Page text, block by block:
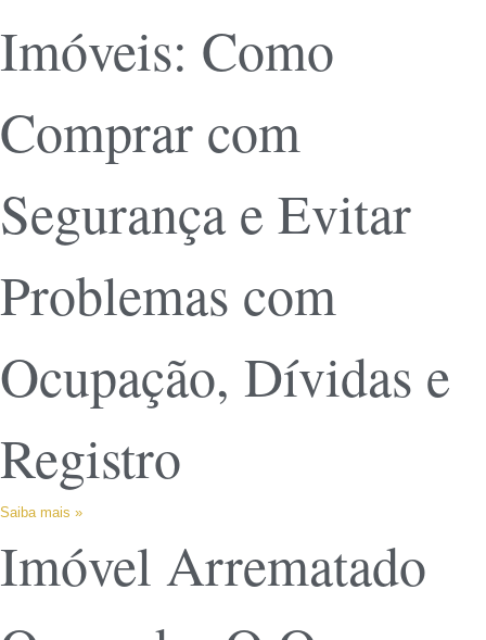
Imóveis: Como
Comprar com
Segurança e Evitar
Problemas com
Ocupação, Dívidas e
Registro
Saiba mais »
Imóvel Arrematado